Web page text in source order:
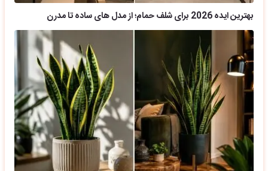
بهترین ایده 2026 برای شلف حمام؛ از مدل های ساده تا مدرن